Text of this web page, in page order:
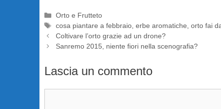
Categorie
Orto e Frutteto
Tag
cosa piantare a febbraio, erbe aromatiche, orto fai
Coltivare l’orto grazie ad un drone?
Sanremo 2015, niente fiori nella scenografia?
Lascia un commento